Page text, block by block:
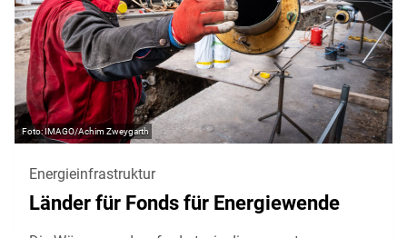
IMAGO/Achim Zweygarth
Energieinfrastruktur
Länder für Fonds für Energiewende